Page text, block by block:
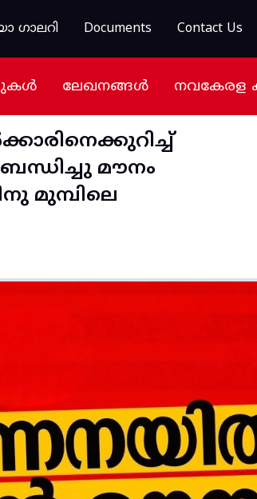
ഗാലറി Documents Contact Us
ലേഖനങ്ങൾ നവകേരള
മൗനം
മുമ്പിലെ